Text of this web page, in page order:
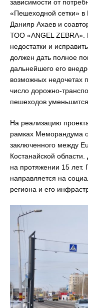
зависимости от
«Пешеходной сетки» в
Данияр Ахаев и
ТОО «ANGEL ZEBRA».
недостатки и
должен дать полное
дальнейшего его
возможных недочетах
число дорожно-
пешеходов уменьшится.
На реализацию
рамках Меморандума о
заключенного между
Костанайской
на протяжении 15
направляется на
региона и его